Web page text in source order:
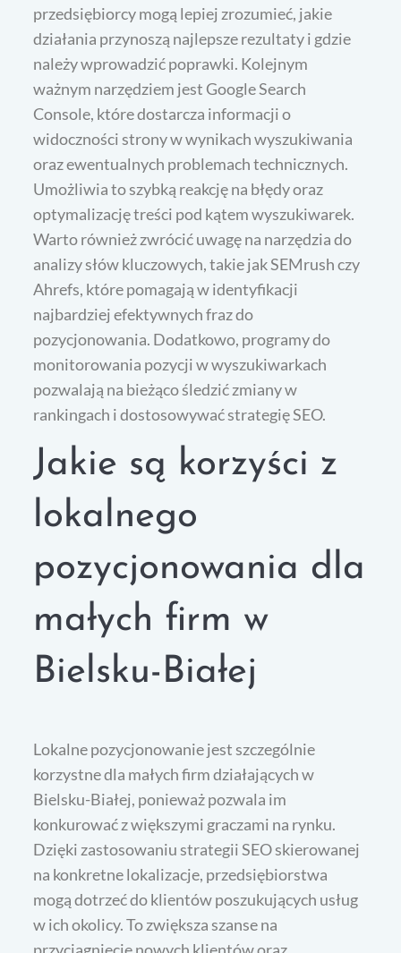
przedsiębiorcy mogą lepiej zrozumieć, jakie
działania przynoszą najlepsze rezultaty i gdzie
należy wprowadzić poprawki. Kolejnym
ważnym narzędziem jest Google Search
Console, które dostarcza informacji o
widoczności strony w wynikach wyszukiwania
oraz ewentualnych problemach technicznych.
Umożliwia to szybką reakcję na błędy oraz
optymalizację treści pod kątem wyszukiwarek.
Warto również zwrócić uwagę na narzędzia do
analizy słów kluczowych, takie jak SEMrush czy
Ahrefs, które pomagają w identyfikacji
najbardziej efektywnych fraz do
pozycjonowania. Dodatkowo, programy do
monitorowania pozycji w wyszukiwarkach
pozwalają na bieżąco śledzić zmiany w
rankingach i dostosowywać strategię SEO.
Jakie są korzyści z
lokalnego
pozycjonowania dla
małych firm w
Bielsku-Białej
Lokalne pozycjonowanie jest szczególnie
korzystne dla małych firm działających w
Bielsku-Białej, ponieważ pozwala im
konkurować z większymi graczami na rynku.
Dzięki zastosowaniu strategii SEO skierowanej
na konkretne lokalizacje, przedsiębiorstwa
mogą dotrzeć do klientów poszukujących usług
w ich okolicy. To zwiększa szanse na